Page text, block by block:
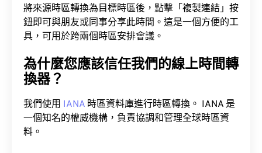
將來源時區轉換為目標時區後，點擊「複製連結」按
鈕即可與朋友或同事分享此時間。這是一個方便的工
具，可用於跨兩個時區安排會議。
為什麼您應該信任我們的線上時間轉
換器？
我們使用 IANA 時區資料庫進行時區轉換。 IANA 是
一個知名的權威機構，負責協調和管理全球時區資
料。